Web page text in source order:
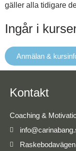
gäller alla tidigare
Ingår i
Anmälan &
Kontakt
Coaching &